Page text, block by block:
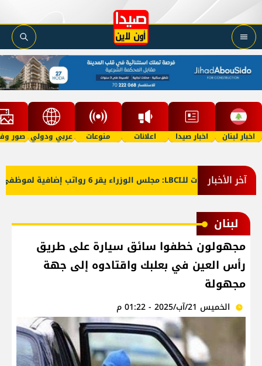
اخبار لبنان اخبار صيدا اعلانات منوعات عربي ودولي صور
آخر الأخبار
معلومات للـLBCI: مجلس الوزراء يقر 6 رواتب إضافية لموظفي القطاع العام وصرف الفروقات بأثر رجعي منذ آذار
لبنان
مجهولون خطفوا سائق سيارة على طريق
رأس العين في بعلبك واقتادوه إلى جهة
مجهولة
الخميس 21/آب/2025 - 01:22 م